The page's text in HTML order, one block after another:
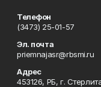
Телефон
(3473) 25-01-57
Эл. почта
priemnajasr@rbsmi.ru
Адрес
453126, РБ, г.